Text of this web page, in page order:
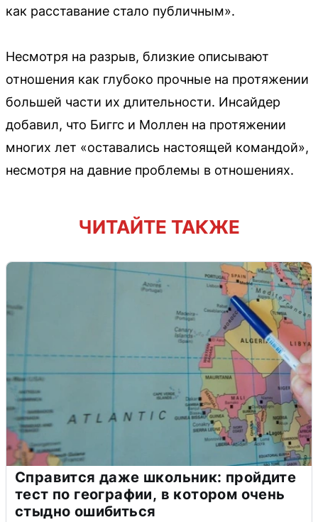
как расставание стало публичным».
Несмотря на разрыв, близкие описывают
отношения как глубоко прочные на протяжении
большей части их длительности. Инсайдер
добавил, что Биггс и Моллен на протяжении
многих лет «оставались настоящей командой»,
несмотря на давние проблемы в отношениях.
ЧИТАЙТЕ ТАКЖЕ
Справится даже школьник: пройдите
тест по географии, в котором очень
стыдно ошибиться